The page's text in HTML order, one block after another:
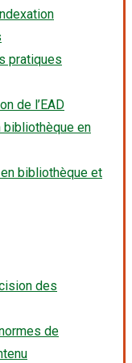
pratiques
de l’EAD
bibliothèque en
bibliothèque et
des
de